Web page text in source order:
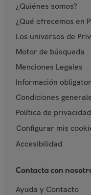
¿Quiénes somos?
¿Qué ofrecemos en
Los universos de
Motor de búsqueda
Menciones Legales
Información
Condiciones
Política de privacidad
Configurar mis
Accesibilidad
Contacta con
Ayuda y Contacto